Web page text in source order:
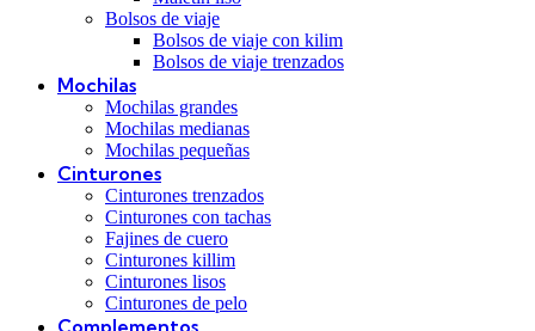
Bolsos de viaje
Bolsos de viaje con kilim
Bolsos de viaje trenzados
Mochilas
Mochilas grandes
Mochilas medianas
Mochilas pequeñas
Cinturones
Cinturones trenzados
Cinturones con tachas
Fajines de cuero
Cinturones killim
Cinturones lisos
Cinturones de pelo
Complementos